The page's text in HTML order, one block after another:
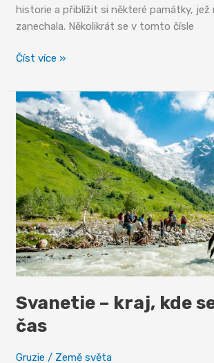
historie a přiblížit si některé památky, jež
zanechala. Několikrát se v tomto čísle
Tbilisi
staletí
pod
ochranou
pevnosti
Číst více »
Svanetie – kraj, kde
čas
Gruzie / Země světa